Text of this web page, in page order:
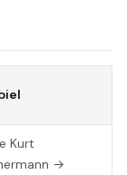
Kurt
→